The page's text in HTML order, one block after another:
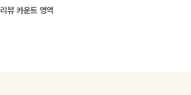
리뷰 카운트 영역